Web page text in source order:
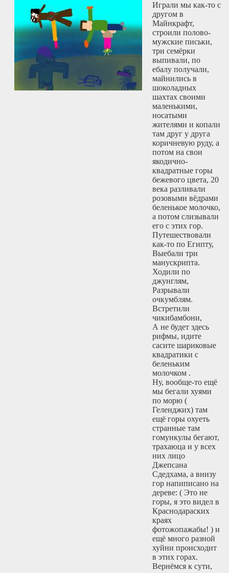
Играли мы как-то с
другом в
Майнкрафт,
строили полово-
мужские письки,
три семёрки
выпивали, по
ебалу получали,
майнились в
шоколадных
шахтах своими
маленькими,
носатыми
жителями и копали
там друг у друга
коричневую руду, а
потом на свои
якодично-
квадратные горы
бежевого цвета, 20
века разливали
розовыми вёдрами
беленькое молочко,
а потом слизывали
его с этих гор.
Путешествовали
как-то по Египту,
Выебали три
манускрипта.
Ходили по
джунглям,
Разрывали
очкумблям.
Встретили
чикибамбони,
А не будет здесь
рифмы, идите
сасите шариковые
квадратики с
беленьким
молочком .
Ну, вообще-то ещё
мы бегали хуями
по морю (
Геленджих) там
ещё горы охуеть
странные там
гомункулы бегают,
трахаюца и у всех
них лицо
Джепсана
Сдедхама, а внизу
гор напиписано на
дереве: ( Это не
горы, я это видел в
Краснодараских
краях
фотожопажабы! ) и
ещё много разной
хуйни происходит
в этих горах.
Вернёмся к сути,